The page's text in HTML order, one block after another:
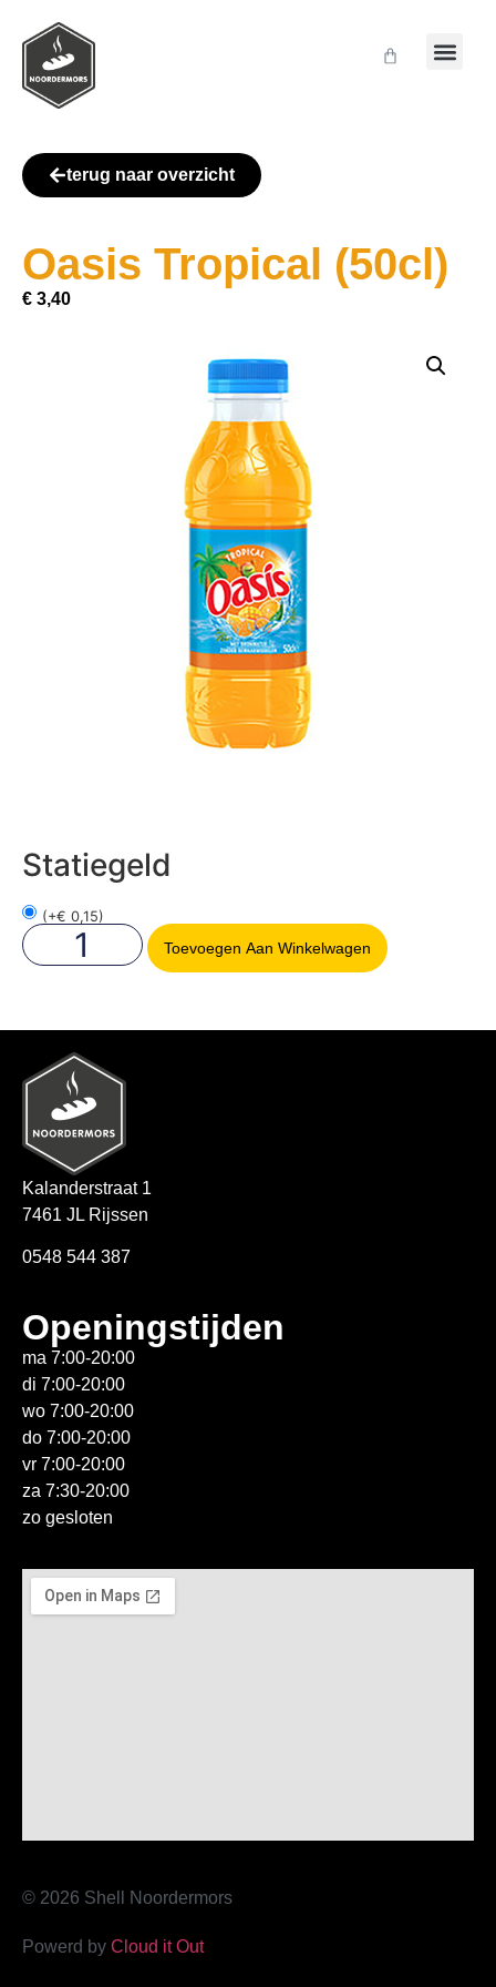
terug naar overzicht
Oasis Tropical (50cl)
€ 3,40
Statiegeld
(+€ 0,15)
Toevoegen Aan Winkelwagen
Kalanderstraat 1
7461 JL Rijssen
0548 544 387
Openingstijden
ma 7:00-20:00
di 7:00-20:00
wo 7:00-20:00
do 7:00-20:00
vr 7:00-20:00
za 7:30-20:00
zo gesloten
© 2026 Shell Noordermors
Powerd by Cloud it Out